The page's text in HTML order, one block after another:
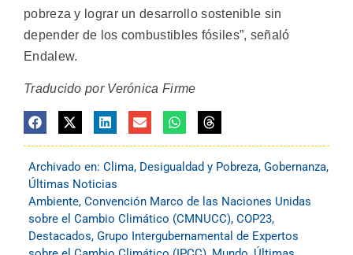
pobreza y lograr un desarrollo sostenible sin
depender de los combustibles fósiles”, señaló
Endalew.
Traducido por Verónica Firme
Archivado en: Clima, Desigualdad y Pobreza, Gobernanza,
Últimas Noticias
Ambiente, Convención Marco de las Naciones Unidas
sobre el Cambio Climático (CMNUCC), COP23,
Destacados, Grupo Intergubernamental de Expertos